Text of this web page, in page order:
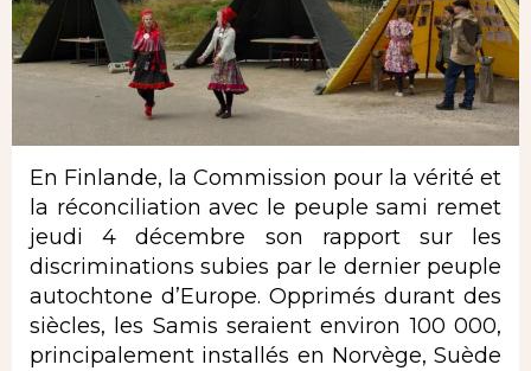
En Finlande, la Commission pour la vérité et
la réconciliation avec le peuple sami remet
jeudi 4 décembre son rapport sur les
discriminations subies par le dernier peuple
autochtone d’Europe. Opprimés durant des
siècles, les Samis seraient environ 100 000,
principalement installés en Norvège, Suède